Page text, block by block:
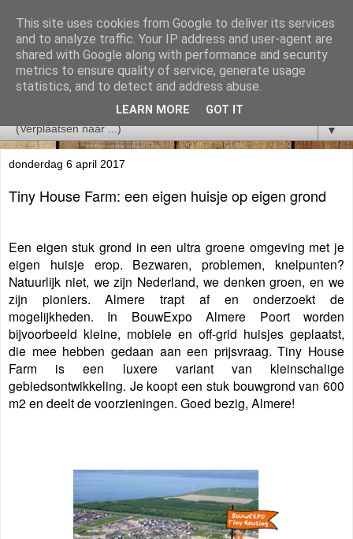
▼
donderdag 6 april 2017
Tiny House Farm: een eigen huisje op eigen grond
Een eigen stuk grond in een ultra groene omgeving met je
eigen huisje erop. Bezwaren, problemen, knelpunten?
Natuurlijk niet, we zijn Nederland, we denken groen, en we
zijn pioniers. Almere trapt af en onderzoekt de
mogelijkheden. In BouwExpo Almere Poort worden
bijvoorbeeld kleine, mobiele en off-grid huisjes geplaatst,
die mee hebben gedaan aan een prijsvraag. Tiny House
Farm is een luxere variant van kleinschalige
gebiedsontwikkeling. Je koopt een stuk bouwgrond van 600
m2 en deelt de voorzieningen. Goed bezig, Almere!
This site uses cookies from Google to deliver its services
and to analyze traffic. Your IP address and user-agent are
shared with Google along with performance and security
metrics to ensure quality of service, generate usage
statistics, and to detect and address abuse.
LEARN MORE GOT IT